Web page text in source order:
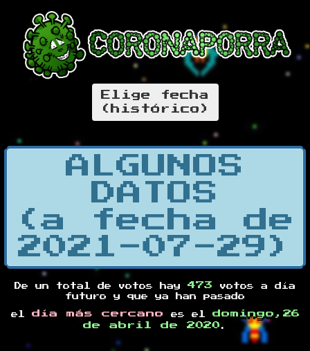
Elige fecha
(histórico)
ALGUNOS
DATOS
(a fecha de
2021-07-29)
De un total de votos hay 473 votos a día
futuro y que ya han pasado
el día más cercano es el domingo,26
de abril de 2020 .